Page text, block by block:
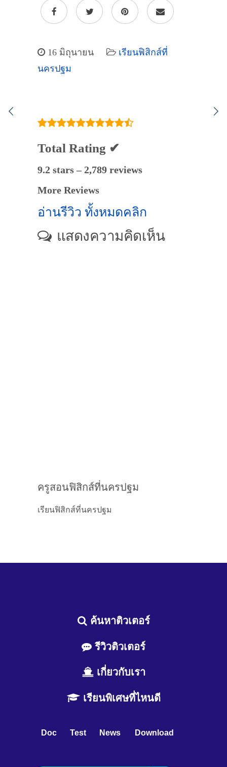
16 มิถุนายน
เรียนฟิสิกส์ที่
นครปฐม
Total Rating ✔
9.2 stars – 2,789 reviews
More Reviews
อ่านรีวิว ทั้งหมดคลิก
แสดงความคิดเห็น
ครูสอนฟิสิกส์ที่นครปฐม
เรียนฟิสิกส์ที่นครปฐม
ค้นหาติวเตอร์
รีวิวติวเตอร์
เกี่ยวกับเรา
เรียนพิเศษที่ไหนดี
Doc Test News Download